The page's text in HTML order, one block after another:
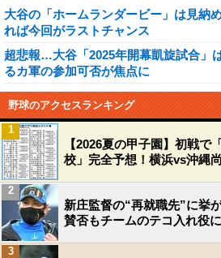
大谷の「ホームランダービー」は見納
れば今回がラストチャンス
超悲報…大谷「2025年開幕凱旋試合」
るカ軍の参加可否が焦点に
野球のアクセスランキング
【2026夏の甲子園】初戦で
校」完全予想！横浜vs沖縄
1
新庄監督の“再就職先”に挙
賛否もチームのテコ入れ役
2
3